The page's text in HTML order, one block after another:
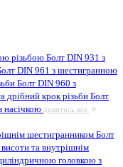
різьбою Болт DIN 931 з
DIN 961 з шестигранною
Болт DIN 960 з
дрібний крок різьби Болт
насічкою дивитись все
шестигранником Болт
та внутрішнім
головкою з